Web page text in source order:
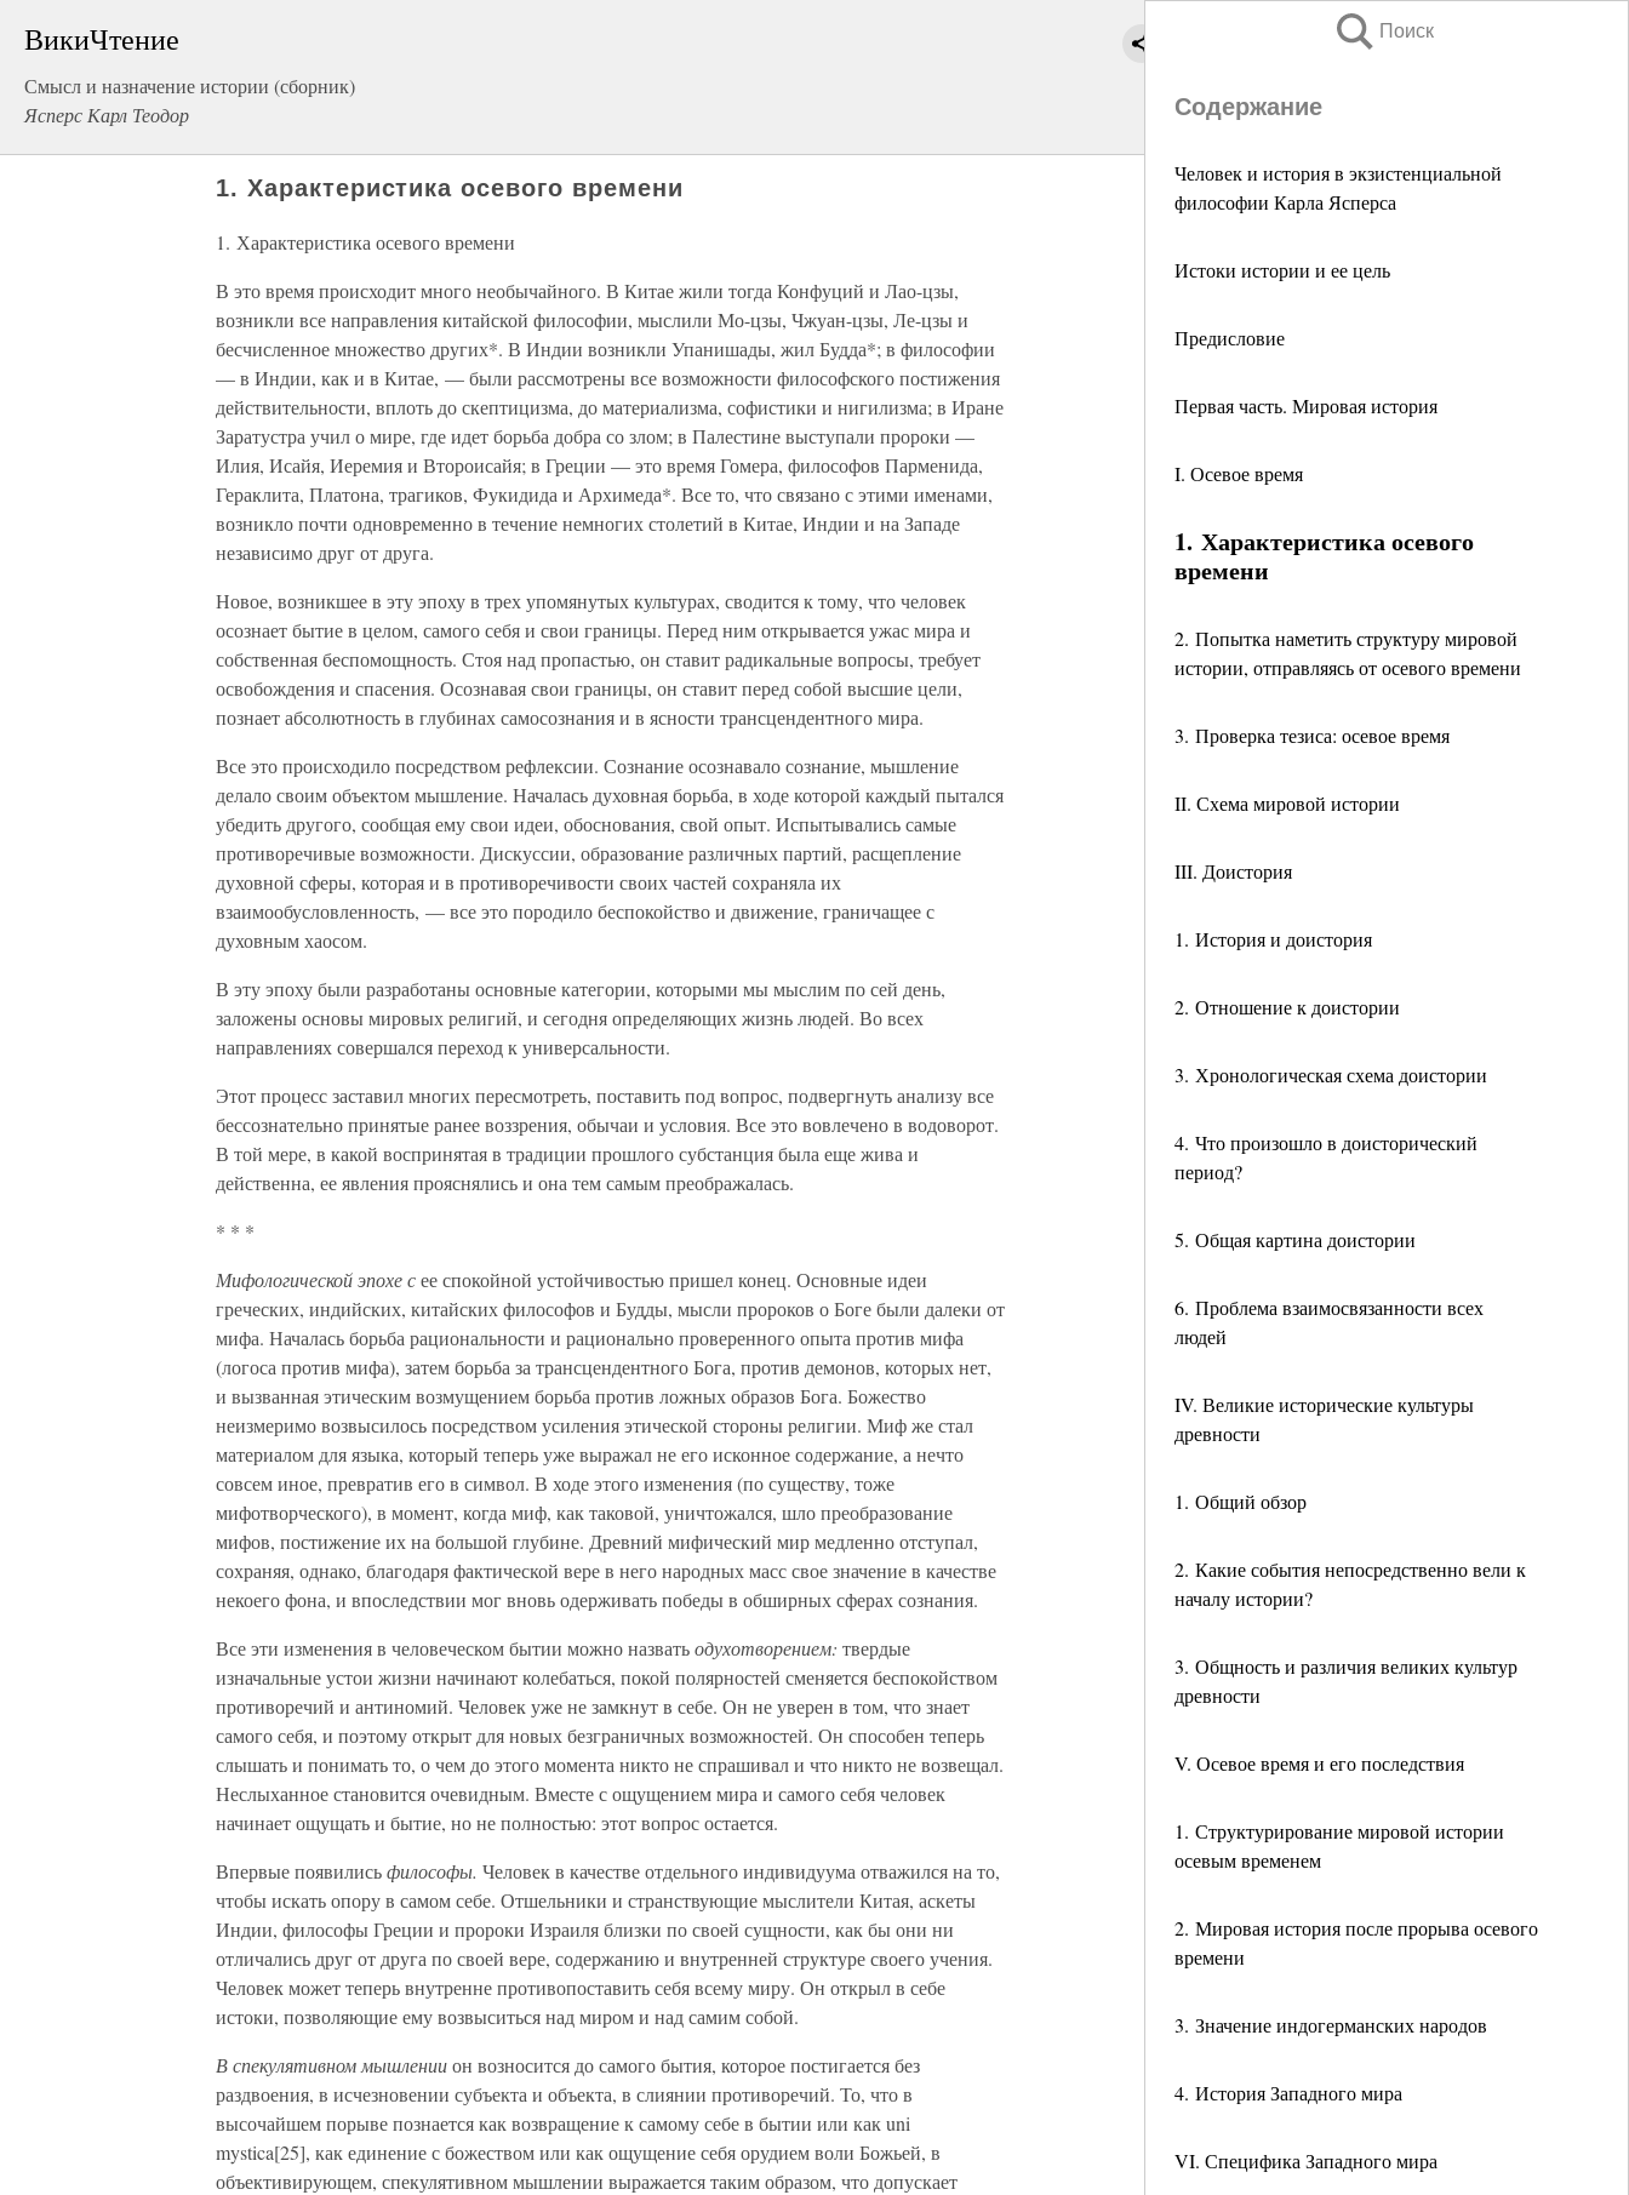
ВикиЧтение
Смысл и назначение истории (сборник)
Ясперс Карл Теодор
Поиск
Содержание
Человек и история в экзистенциальной
философии Карла Ясперса
Истоки истории и ее цель
Предисловие
Первая часть. Мировая история
I. Осевое время
1. Характеристика осевого
времени
2. Попытка наметить структуру мировой
истории, отправляясь от осевого времени
3. Проверка тезиса: осевое время
II. Схема мировой истории
III. Доистория
1. История и доистория
2. Отношение к доистории
3. Хронологическая схема доистории
4. Что произошло в доисторический
период?
5. Общая картина доистории
6. Проблема взаимосвязанности всех
людей
IV. Великие исторические культуры
древности
1. Общий обзор
2. Какие события непосредственно вели к
началу истории?
3. Общность и различия великих культур
древности
V. Осевое время и его последствия
1. Структурирование мировой истории
осевым временем
2. Мировая история после прорыва осевого
времени
3. Значение индогерманских народов
4. История Западного мира
VI. Специфика Западного мира
1. Характеристика осевого времени
1. Характеристика осевого времени
В это время происходит много необычайного. В Китае жили тогда Конфуций и Лао-цзы,
возникли все направления китайской философии, мыслили Мо-цзы, Чжуан-цзы, Ле-цзы и
бесчисленное множество других*. В Индии возникли Упанишады, жил Будда*; в философии
— в Индии, как и в Китае, — были рассмотрены все возможности философского постижения
действительности, вплоть до скептицизма, до материализма, софистики и нигилизма; в Иране
Заратустра учил о мире, где идет борьба добра со злом; в Палестине выступали пророки —
Илия, Исайя, Иеремия и Второисайя; в Греции — это время Гомера, философов Парменида,
Гераклита, Платона, трагиков, Фукидида и Архимеда*. Все то, что связано с этими именами,
возникло почти одновременно в течение немногих столетий в Китае, Индии и на Западе
независимо друг от друга.
Новое, возникшее в эту эпоху в трех упомянутых культурах, сводится к тому, что человек
осознает бытие в целом, самого себя и свои границы. Перед ним открывается ужас мира и
собственная беспомощность. Стоя над пропастью, он ставит радикальные вопросы, требует
освобождения и спасения. Осознавая свои границы, он ставит перед собой высшие цели,
познает абсолютность в глубинах самосознания и в ясности трансцендентного мира.
Все это происходило посредством рефлексии. Сознание осознавало сознание, мышление
делало своим объектом мышление. Началась духовная борьба, в ходе которой каждый пытался
убедить другого, сообщая ему свои идеи, обоснования, свой опыт. Испытывались самые
противоречивые возможности. Дискуссии, образование различных партий, расщепление
духовной сферы, которая и в противоречивости своих частей сохраняла их
взаимообусловленность, — все это породило беспокойство и движение, граничащее с
духовным хаосом.
В эту эпоху были разработаны основные категории, которыми мы мыслим по сей день,
заложены основы мировых религий, и сегодня определяющих жизнь людей. Во всех
направлениях совершался переход к универсальности.
Этот процесс заставил многих пересмотреть, поставить под вопрос, подвергнуть анализу все
бессознательно принятые ранее воззрения, обычаи и условия. Все это вовлечено в водоворот.
В той мере, в какой воспринятая в традиции прошлого субстанция была еще жива и
действенна, ее явления прояснялись и она тем самым преображалась.
* * *
Мифологической эпохе сее спокойной устойчивостью пришел конец. Основные идеи
греческих, индийских, китайских философов и Будды, мысли пророков о Боге были далеки от
мифа. Началась борьба рациональности и рационально проверенного опыта против мифа
(логоса против мифа), затем борьба за трансцендентного Бога, против демонов, которых нет,
и вызванная этическим возмущением борьба против ложных образов Бога. Божество
неизмеримо возвысилось посредством усиления этической стороны религии. Миф же стал
материалом для языка, который теперь уже выражал не его исконное содержание, а нечто
совсем иное, превратив его в символ. В ходе этого изменения (по существу, тоже
мифотворческого), в момент, когда миф, как таковой, уничтожался, шло преобразование
мифов, постижение их на большой глубине. Древний мифический мир медленно отступал,
сохраняя, однако, благодаря фактической вере в него народных масс свое значение в качестве
некоего фона, и впоследствии мог вновь одерживать победы в обширных сферах сознания.
Все эти изменения в человеческом бытии можно назватьодухотворением: твердые
изначальные устои жизни начинают колебаться, покой полярностей сменяется беспокойством
противоречий и антиномий. Человек уже не замкнут в себе. Он не уверен в том, что знает
самого себя, и поэтому открыт для новых безграничных возможностей. Он способен теперь
слышать и понимать то, о чем до этого момента никто не спрашивал и что никто не возвещал.
Неслыханное становится очевидным. Вместе с ощущением мира и самого себя человек
начинает ощущать и бытие, но не полностью: этот вопрос остается.
Впервые появилисьфилософы. Человек в качестве отдельного индивидуума отважился на то,
чтобы искать опору в самом себе. Отшельники и странствующие мыслители Китая, аскеты
Индии, философы Греции и пророки Израиля близки по своей сущности, как бы они ни
отличались друг от друга по своей вере, содержанию и внутренней структуре своего учения.
Человек может теперь внутренне противопоставить себя всему миру. Он открыл в себе
истоки, позволяющие ему возвыситься над миром и над самим собой.
В спекулятивном мышлениион возносится до самого бытия, которое постигается без
раздвоения, в исчезновении субъекта и объекта, в слиянии противоречий. То, что в
высочайшем порыве познается как возвращение к самому себе в бытии или как uni
mystica[25], как единение с божеством или как ощущение себя орудием воли Божьей, в
объективирующем, спекулятивном мышлении выражается таким образом, что допускает